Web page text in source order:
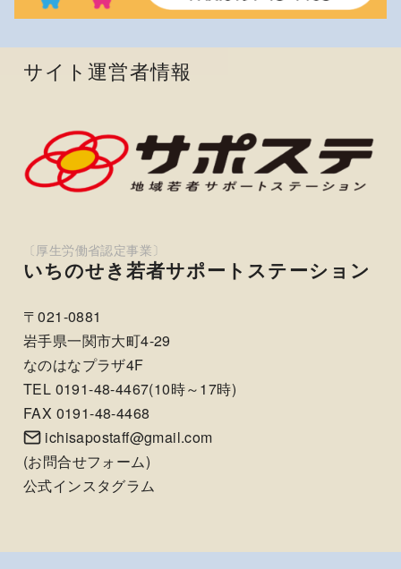
サイト運営者情報
いちのせき若者サポートステーション
〒021-0881
岩手県一関市大町4-29
なのはなプラザ4F
TEL 0191-48-4467(10時～17時)
FAX 0191-48-4468
ichisapostaff@gmail.com
(お問合せフォーム)
公式インスタグラム